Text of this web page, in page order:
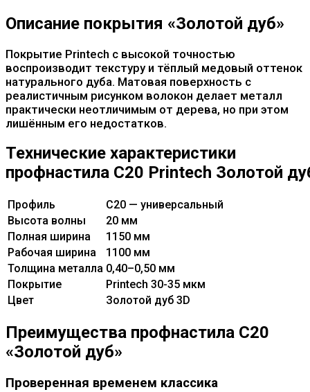
Описание покрытия «Золотой дуб»
Покрытие Printech с высокой точностью
воспроизводит текстуру и тёплый медовый оттенок
натурального дуба. Матовая поверхность с
реалистичным рисунком волокон делает металл
практически неотличимым от дерева, но при этом
лишённым его недостатков.
Технические характеристики
профнастила C20 Printech Золотой
Профиль
C20 — универсальный
Высота волны
20 мм
Полная ширина
1150 мм
Рабочая ширина
1100 мм
Толщина металла 0,40–0,50 мм
Покрытие
Printech 30-35 мкм
Цвет
Золотой дуб 3D
Преимущества профнастила C20
«Золотой дуб»
Проверенная временем классика